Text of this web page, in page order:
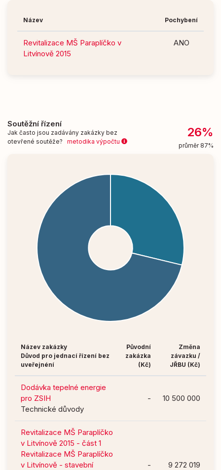
Název Pochybení
Revitalizace MŠ Paraplíčko v
Litvínově 2015
ANO
Soutěžní řízení
Jak často jsou zadávány zakázky bez
otevřené soutěže? metodika výpočtu
26%
průměr 87%
Název zakázky
Důvod pro jednací řízení bez
uveřejnéní
Původní
zakázka
(Kč)
Změna
závazku /
JŘBU (Kč)
Dodávka tepelné energie
pro ZSIH
Technické důvody
- 10 500 000
Revitalizace MŠ Paraplíčko
v Litvínově 2015 - část 1
Revitalizace MŠ Paraplíčko
v Litvínově - stavební
- 9 272 019